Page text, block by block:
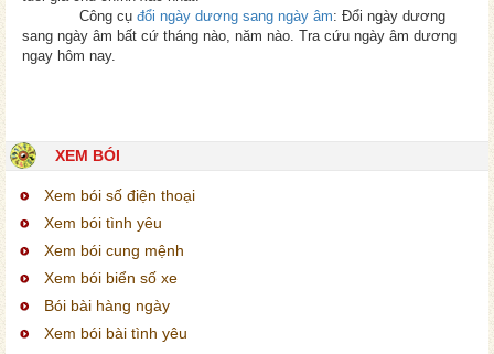
Công cụ đổi ngày dương sang ngày âm: Đổi ngày dương
sang ngày âm bất cứ tháng nào, năm nào. Tra cứu ngày âm dương
ngay hôm nay.
XEM BÓI
Xem bói số điện thoại
Xem bói tình yêu
Xem bói cung mệnh
Xem bói biển số xe
Bói bài hàng ngày
Xem bói bài tình yêu